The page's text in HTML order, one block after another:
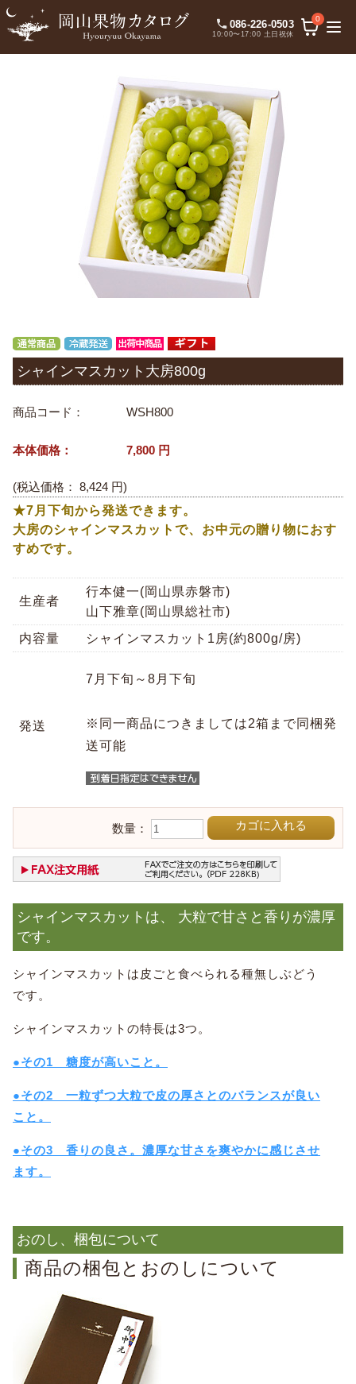
086-226-0503
10:00〜17:00 土日祝休
0
シャインマスカット大房800g
商品コード： WSH800
本体価格： 7,800円
(税込価格： 8,424 円)
★7月下旬から発送できます。
大房のシャインマスカットで、お中元の贈り物におす
すめです。
生産者
行本健一(岡山県赤磐市)
山下雅章(岡山県総社市)
内容量
シャインマスカット1房(約800g/房)
発送
7月下旬～8月下旬
※同一商品につきましては2箱まで同梱発
送可能
数量： カゴに入れる
シャインマスカットは、 大粒で甘さと香りが濃厚
です。
シャインマスカットは皮ごと食べられる種無しぶどう
です。
シャインマスカットの特長は3つ。
●その1 糖度が高いこと。
●その2 一粒ずつ大粒で皮の厚さとのバランスが良い
こと。
●その3 香りの良さ。濃厚な甘さを爽やかに感じさせ
ます。
おのし、梱包について
商品の梱包とおのしについて